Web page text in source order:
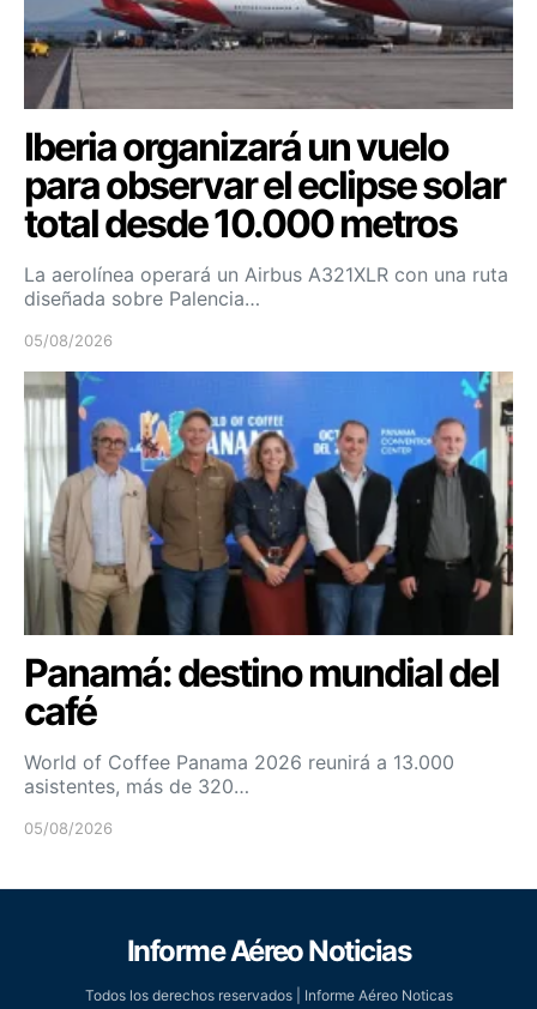
Iberia organizará un vuelo
para observar el eclipse solar
total desde 10.000 metros
La aerolínea operará un Airbus A321XLR con una ruta
diseñada sobre Palencia…
05/08/2026
Panamá: destino mundial del
café
World of Coffee Panama 2026 reunirá a 13.000
asistentes, más de 320…
05/08/2026
Informe Aéreo Noticias
Todos los derechos reservados | Informe Aéreo Noticas